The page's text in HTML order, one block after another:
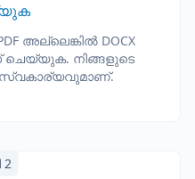
അല്ലെങ്കിൽ DOCX
ചെയ്യുക. നിങ്ങളുടെ
സ്വകാര്യവുമാണ്.
2